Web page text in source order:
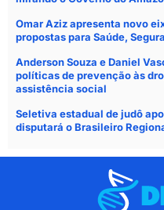
Omar Aziz apresenta novo
propostas para Saúde,
Anderson Souza e Daniel
políticas de prevenção às
assistência social
Seletiva estadual de judô
disputará o Brasileiro